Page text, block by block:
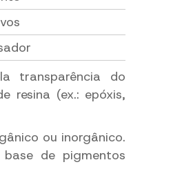
transparência do
resina (ex.: epóxis,
ou inorgânico.
de pigmentos